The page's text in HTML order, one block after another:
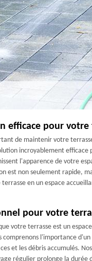
efficace pour votre
de maintenir votre
incroyablement
l'apparence de votre
est non seulement rapide,
en un espace
pour votre
votre terrasse est un
comprenons l'importance
et les débris accumulés.
régulier prolonge la